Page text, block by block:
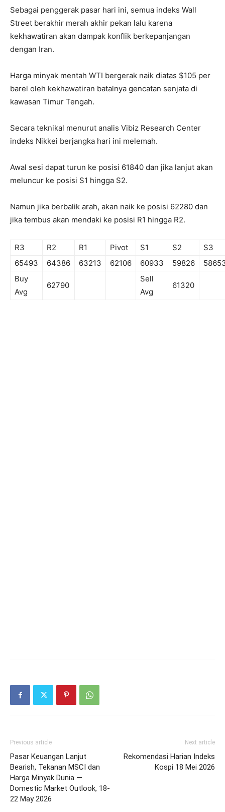
Sebagai penggerak pasar hari ini, semua indeks Wall
Street berakhir merah akhir pekan lalu karena
kekhawatiran akan dampak konflik berkepanjangan
dengan Iran.
Harga minyak mentah WTI bergerak naik diatas $105 per
barel oleh kekhawatiran batalnya gencatan senjata di
kawasan Timur Tengah.
Secara teknikal menurut analis Vibiz Research Center
indeks Nikkei berjangka hari ini melemah.
Awal sesi dapat turun ke posisi 61840 dan jika lanjut akan
meluncur ke posisi S1 hingga S2.
Namun jika berbalik arah, akan naik ke posisi 62280 dan
jika tembus akan mendaki ke posisi R1 hingga R2.
R3 R2 R1 Pivot S1 S2
S3
65493
64386 63213 62106 60933 59826
Buy
Avg
62790
Sell
Avg
61320
Previous article
Pasar Keuangan Lanjut
Bearish, Tekanan MSCI dan
Harga Minyak Dunia —
Domestic Market Outlook, 18-
22 May 2026
Next article
Rekomendasi Harian Indeks
Kospi 18 Mei 2026